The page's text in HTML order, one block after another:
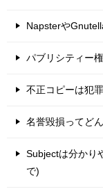
Napsterや
パブリシティー
不正コピーは犯罪
名誉毀損ってど
Subjectは分かり
で)